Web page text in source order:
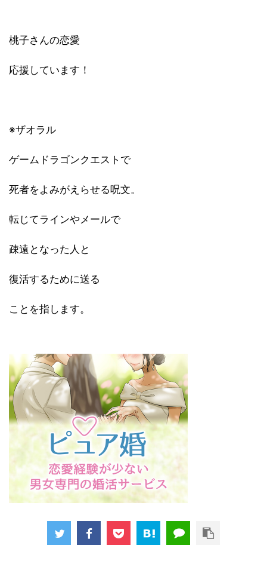
桃子さんの恋愛
応援しています！
※ザオラル
ゲームドラゴンクエストで
死者をよみがえらせる呪文。
転じてラインやメールで
疎遠となった人と
復活するために送る
ことを指します。